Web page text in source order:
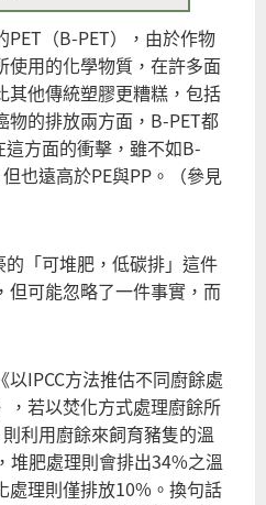
PET（B-PET），由於作物
使用的化學物質，在許多面
其他傳統塑膠更糟糕，包括
物的排放兩方面，B-PET都
方面的衝擊，雖不如B-
也遠高於PE與PP。（參見
「可堆肥，低碳排」這件
但可能忽略了一件事實，而
IPCC方法推估不同廚餘處
，若以焚化方式處理廚餘所
利用廚餘來飼育豬隻的溫
堆肥處理則會排出34%之溫
處理則僅排放10%。換句話